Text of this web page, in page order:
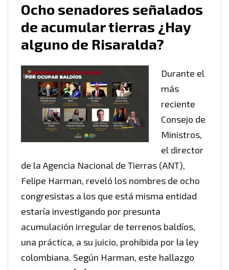
Ocho senadores señalados
de acumular tierras ¿Hay
alguno de Risaralda?
Durante el
más
reciente
Consejo de
Ministros,
el director
de la Agencia Nacional de Tierras (ANT),
Felipe Harman, reveló los nombres de ocho
congresistas a los que está misma entidad
estaría investigando por presunta
acumulación irregular de terrenos baldíos,
una práctica, a su juicio, prohibida por la ley
colombiana. Según Harman, este hallazgo